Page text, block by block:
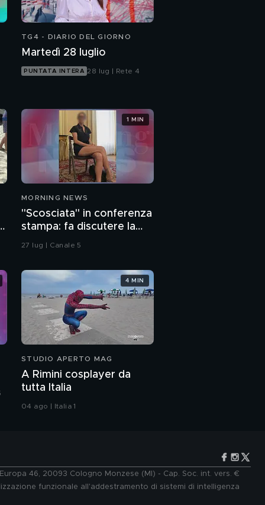
medici non erano
sicuri"
ginocchio: "I malati
TG4 - DIARIO DEL GIORNO
Martedì 28 luglio
PUNTATA INTERA 28 lug | Rete 4
MORNING NEWS
"Scosciata" in conferenza
stampa: fa discutere la
vicesindaca di Livorno
27 lug | Canale 5
1 MIN
STUDIO APERTO MAG
A Rimini cosplayer da
tutta Italia
04 ago | Italia 1
4 MIN
46, 20093 Cologno Monzese (MI) - Cap. Soc. int. vers. €
funzionale all'addestramento di sistemi di intelligenza